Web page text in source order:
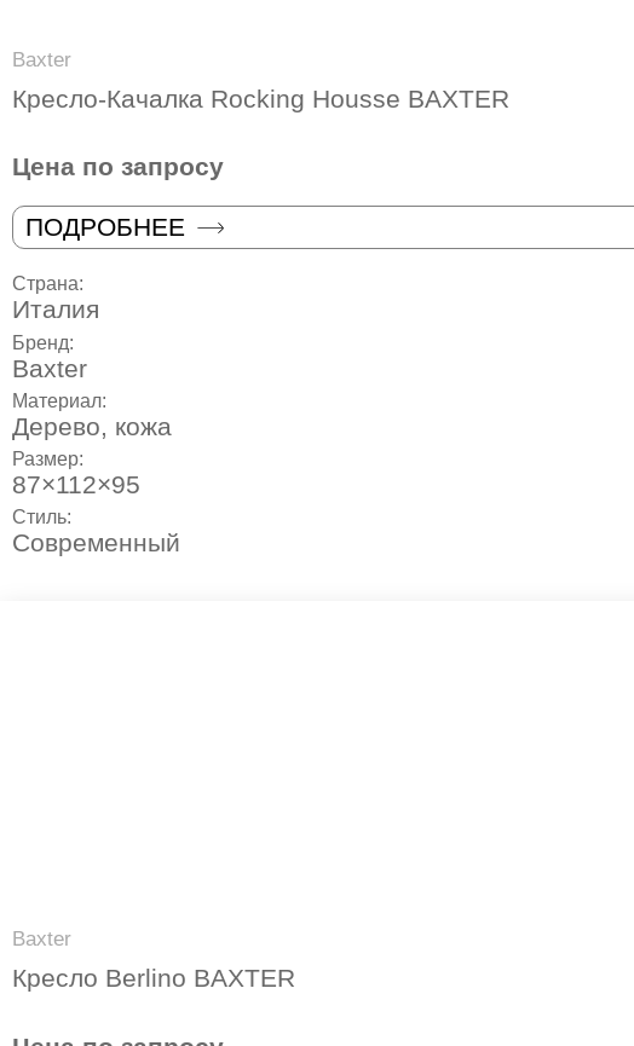
Baxter
Кресло-Качалка Rocking Housse BAXTER
Цена по запросу
ПОДРОБНЕЕ
Страна:
Италия
Бренд:
Baxter
Материал:
Дерево, кожа
Размер:
87×112×95
Стиль:
Современный
Baxter
Кресло Berlino BAXTER